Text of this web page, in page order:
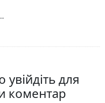
увійдіть для
коментар